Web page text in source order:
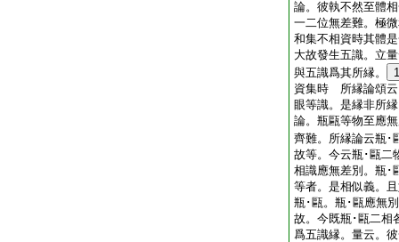
論。彼執不然至體
一二位無差難。極
和集不相資時其體
大故發生五識。立
與五識爲其所縁。
1
資集時 所縁論頌云
眼等識。是縁非所
論。瓶甌等物至應
齊難。所縁論云瓶･
故等。今云瓶･甌二
相識應無差別。瓶･
等者。是相似義。
瓶･甌。瓶･甌應無
故。今既瓶･甌二相
爲五識縁。量云。